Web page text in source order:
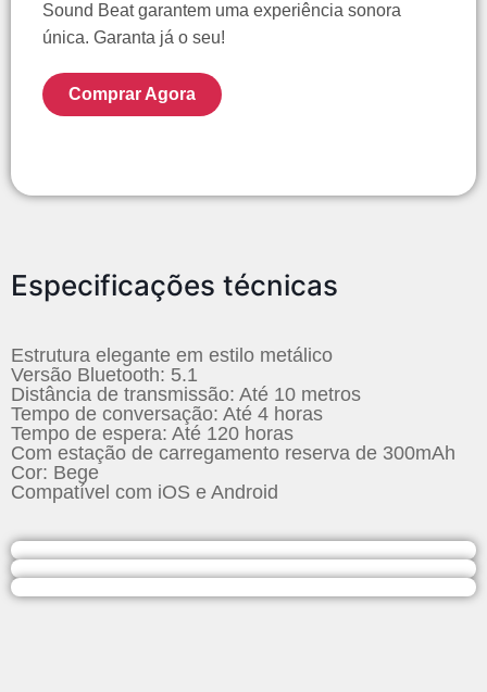
Sound Beat garantem uma experiência sonora
única. Garanta já o seu!
Comprar Agora
Especificações técnicas
Estrutura elegante em estilo metálico
Versão Bluetooth: 5.1
Distância de transmissão: Até 10 metros
Tempo de conversação: Até 4 horas
Tempo de espera: Até 120 horas
Com estação de carregamento reserva de 300mAh
Cor: Bege
Compatível com iOS e Android